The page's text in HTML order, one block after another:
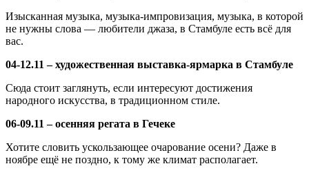
Изысканная музыка, музыка-импровизация, музыка, в которой
не нужны слова — любители джаза, в Стамбуле есть всё для
вас.
04-12.11 – художественная выставка-ярмарка в Стамбуле
Сюда стоит заглянуть, если интересуют достижения
народного искусства, в традиционном стиле.
06-09.11 – осенняя регата в Гечеке
Хотите словить ускользающее очарование осени? Даже в
ноябре ещё не поздно, к тому же климат располагает.